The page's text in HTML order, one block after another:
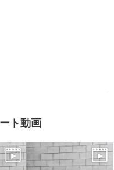
ト動画